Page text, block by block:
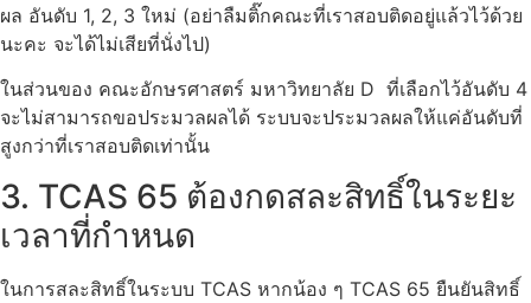
ผล อันดับ 1, 2, 3 ใหม่ (อย่าลืมติ๊กคณะที่เราสอบติดอยู่แล้วไว้ด้วย
นะคะ จะได้ไม่เสียที่นั่งไป)
ในส่วนของ คณะอักษรศาสตร์ มหาวิทยาลัย D ที่เลือกไว้อันดับ 4
จะไม่สามารถขอประมวลผลได้ ระบบจะประมวลผลให้แค่อันดับที่
สูงกว่าที่เราสอบติดเท่านั้น
3. TCAS 65 ต้องกดสละสิทธิ์ในระยะ
เวลาที่กำหนด
ในการสละสิทธิ์ในระบบ TCAS หากน้อง ๆ TCAS 65 ยืนยันสิทธิ์